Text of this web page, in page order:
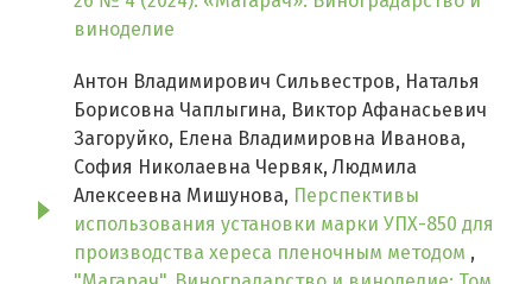
виноделие
Антон Владимирович Сильвестров, Наталья
Борисовна Чаплыгина, Виктор Афанасьевич
Загоруйко, Елена Владимировна Иванова,
София Николаевна Червяк, Людмила
Алексеевна Мишунова, Перспективы
использования установки марки УПХ-850 для
производства хереса пленочным методом ,